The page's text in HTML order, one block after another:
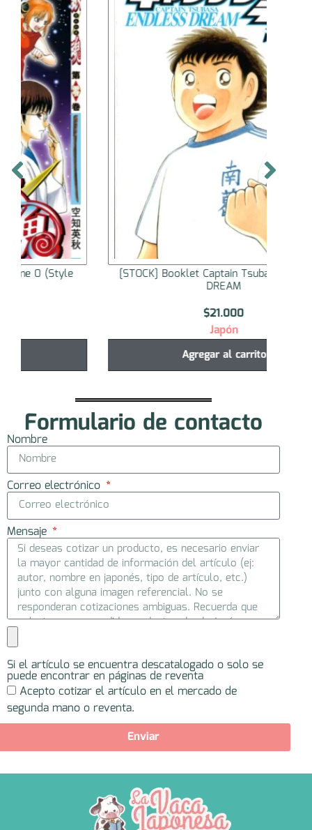
[STOCK] Booklet Captain Tsubasa ENDLESS
Agregar al carrito
Formulario de contacto
Nombre
Correo electrónico
Mensaje
Si el artículo se encuentra descatalogado o solo se
puede encontrar en páginas de reventa
Acepto cotizar el artículo en el mercado de
segunda mano o reventa.
Enviar